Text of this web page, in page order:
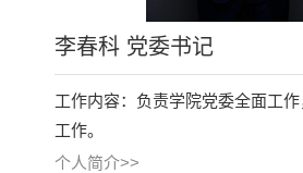
李春科 党委书记
工作内容：负责学院党委全面工
工作。
个人简介>>